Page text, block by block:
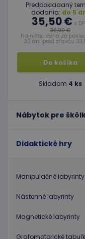
Nábytok pre
Didaktické hry
Manipulačné labyrinty
Nástenné labyrinty
Magnetické labyrinty
Grafomotorické
Predpokladaný
dodania: do 5
35,50 € s
36,90 €
Najnižšia cena za
30 dní pred zľavou:
Do košíka
Skladom 4 ks